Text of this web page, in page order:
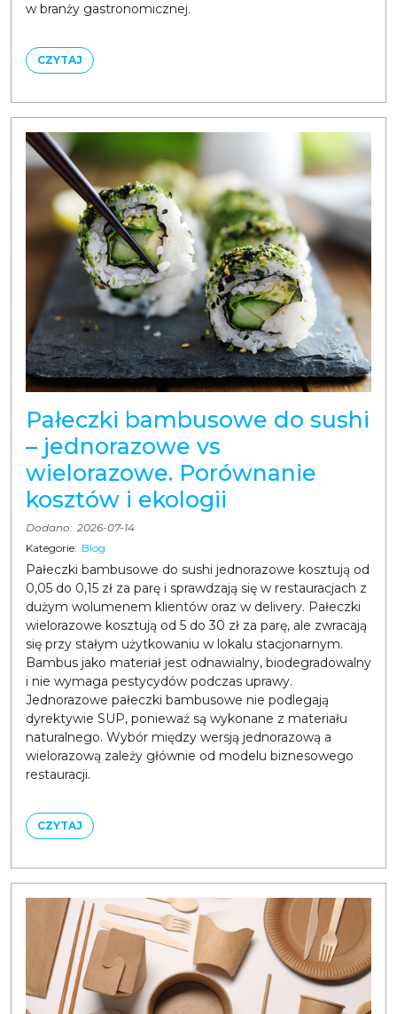
w branży gastronomicznej.
CZYTAJ
Pałeczki bambusowe do sushi
– jednorazowe vs
wielorazowe. Porównanie
kosztów i ekologii
Dodano: 2026-07-14
Kategorie: Blog
Pałeczki bambusowe do sushi jednorazowe kosztują od
0,05 do 0,15 zł za parę i sprawdzają się w restauracjach z
dużym wolumenem klientów oraz w delivery. Pałeczki
wielorazowe kosztują od 5 do 30 zł za parę, ale zwracają
się przy stałym użytkowaniu w lokalu stacjonarnym.
Bambus jako materiał jest odnawialny, biodegradowalny
i nie wymaga pestycydów podczas uprawy.
Jednorazowe pałeczki bambusowe nie podlegają
dyrektywie SUP, ponieważ są wykonane z materiału
naturalnego. Wybór między wersją jednorazową a
wielorazową zależy głównie od modelu biznesowego
restauracji.
CZYTAJ